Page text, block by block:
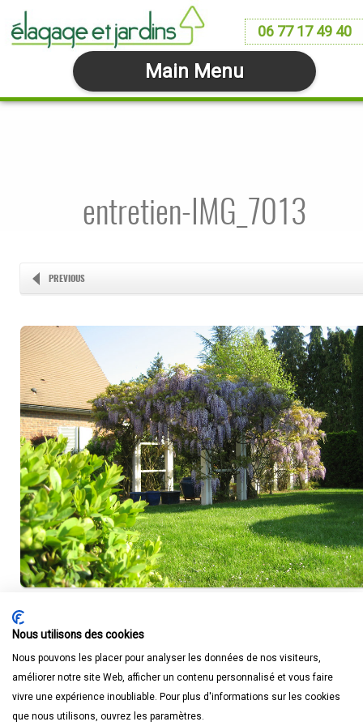
06 77 17 49 40
Main Menu
entretien-IMG_7013
PREVIOUS
Nous utilisons des cookies
Nous pouvons les placer pour analyser les données de nos visiteurs,
améliorer notre site Web, afficher un contenu personnalisé et vous faire
vivre une expérience inoubliable. Pour plus d'informations sur les cookies
que nous utilisons, ouvrez les paramètres.